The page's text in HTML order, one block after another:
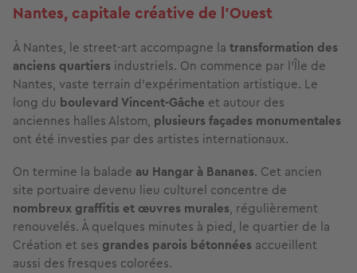
Nantes, capitale créative de l’Ouest
À Nantes, le street-art accompagne la transformation des
anciens quartiers industriels. On commence par l’Île de
Nantes, vaste terrain d’expérimentation artistique. Le
long du boulevard Vincent-Gâche et autour des
anciennes halles Alstom, plusieurs façades monumentales
ont été investies par des artistes internationaux.
On termine la balade au Hangar à Bananes. Cet ancien
site portuaire devenu lieu culturel concentre de
nombreux graffitis et œuvres murales, régulièrement
renouvelés. À quelques minutes à pied, le quartier de la
Création et ses grandes parois bétonnées accueillent
aussi des fresques colorées.